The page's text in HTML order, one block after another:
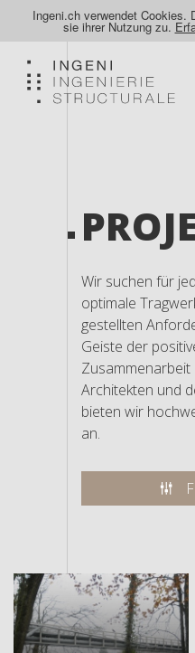
Ingeni.ch verwendet Cookies.
sie ihrer Nutzung zu.
Wir suchen für
optimale
gestellten
Geiste der
Zusammenarbeit
Architekten und
bieten wir
an.